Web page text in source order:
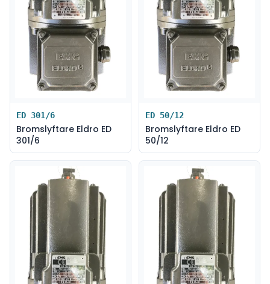
ED 301/6
Bromslyftare Eldro ED
301/6
ED 50/12
Bromslyftare Eldro ED
50/12